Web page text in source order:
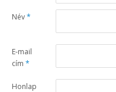
Név*
E-mail
cím*
Honlap